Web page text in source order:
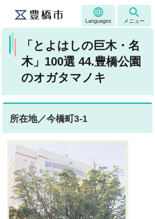
Languages メニュー
「とよはしの巨木・名
木」100選 44.豊橋公園
のオガタマノキ
所在地／今橋町3-1